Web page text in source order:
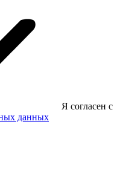
Я согласен с
данных